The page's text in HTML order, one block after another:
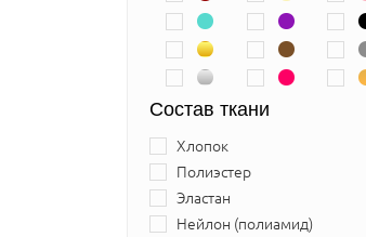
Состав ткани
Хлопок
Полиэстер
Эластан
Нейлон (полиамид)